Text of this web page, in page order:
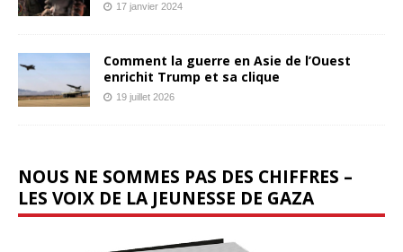
17 janvier 2024
Comment la guerre en Asie de l’Ouest
enrichit Trump et sa clique
19 juillet 2026
NOUS NE SOMMES PAS DES CHIFFRES –
LES VOIX DE LA JEUNESSE DE GAZA